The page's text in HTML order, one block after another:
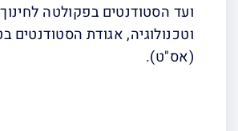
ועד הסטודנטים בפקולטה לחינוך
וטכנולוגיה, אגודת הסטודנטים
(אס"ט).